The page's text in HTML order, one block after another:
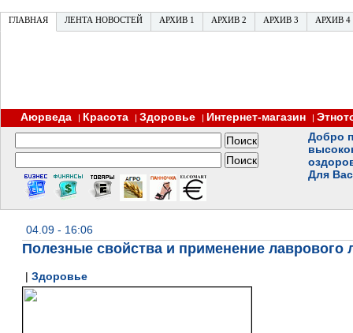
ГЛАВНАЯ ЛЕНТА НОВОСТЕЙ АРХИВ 1 АРХИВ 2 АРХИВ 3 АРХИВ 4
Аюрведа | Красота | Здоровье | Интернет-магазин |
Добро
Для
04.09 - 16:06
Полезные свойства и применение лаврового
| Здоровье